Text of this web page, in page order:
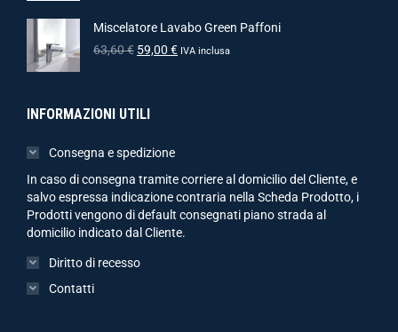
Miscelatore Lavabo Green Paffoni
63,60€ 59,00 € IVA inclusa
INFORMAZIONI UTILI
Consegna e spedizione
In caso di consegna tramite corriere al domicilio del Cliente, e
salvo espressa indicazione contraria nella Scheda Prodotto, i
Prodotti vengono di default consegnati piano strada al
domicilio indicato dal Cliente.
Diritto di recesso
Contatti